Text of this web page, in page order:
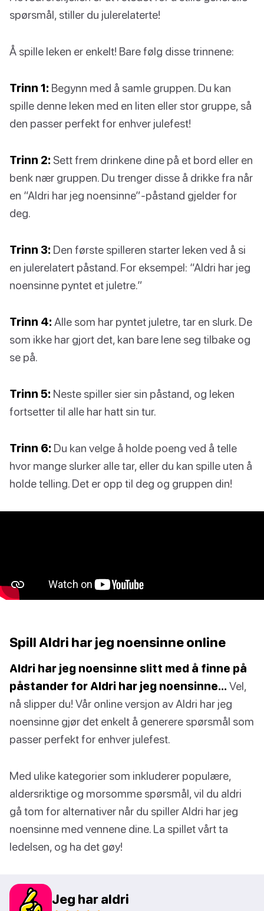
spørsmål, stiller du julerelaterte!
Å spille leken er enkelt! Bare følg disse trinnene:
Trinn 1: Begynn med å samle gruppen. Du kan
spille denne leken med en liten eller stor gruppe, så
den passer perfekt for enhver julefest!
Trinn 2: Sett frem drinkene dine på et bord eller en
benk nær gruppen. Du trenger disse å drikke fra når
en “Aldri har jeg noensinne”-påstand gjelder for
deg.
Trinn 3: Den første spilleren starter leken ved å si
en julerelatert påstand. For eksempel: “Aldri har jeg
noensinne pyntet et juletre.”
Trinn 4: Alle som har pyntet juletre, tar en slurk. De
som ikke har gjort det, kan bare lene seg tilbake og
se på.
Trinn 5: Neste spiller sier sin påstand, og leken
fortsetter til alle har hatt sin tur.
Trinn 6: Du kan velge å holde poeng ved å telle
hvor mange slurker alle tar, eller du kan spille uten å
holde telling. Det er opp til deg og gruppen din!
Spill Aldri har jeg noensinne online
Aldri har jeg noensinne slitt med å finne på
påstander for Aldri har jeg noensinne… Vel,
nå slipper du! Vår online versjon av Aldri har jeg
noensinne gjør det enkelt å generere spørsmål som
passer perfekt for enhver julefest.
Med ulike kategorier som inkluderer populære,
aldersriktige og morsomme spørsmål, vil du aldri
gå tom for alternativer når du spiller Aldri har jeg
noensinne med vennene dine. La spillet vårt ta
ledelsen, og ha det gøy!
Jeg har aldri